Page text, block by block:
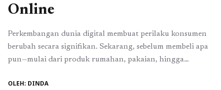
Online
Perkembangan dunia digital membuat perilaku konsumen
berubah secara signifikan. Sekarang, sebelum membeli apa
pun—mulai dari produk rumahan, pakaian, hingga
sesama pengguna. Karena itu, ulasan positif memiliki peran
OLEH: DINDA